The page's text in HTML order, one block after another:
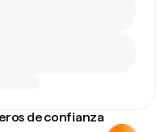
de confianza